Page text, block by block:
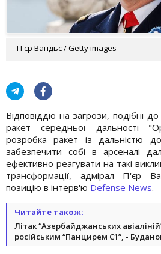
П'єр Вандьє / Getty images
Відповіддю на загрози, подібні до
ракет середньої дальності
розробка ракет із
забезпечити собі в арсеналі
ефективно реагувати на такі
трансформації, адмірал П'єр
позицію в інтерв'ю Defense News.
Читайте також:
Літак “Азербайджанських
російським “Панцирем С1”, -